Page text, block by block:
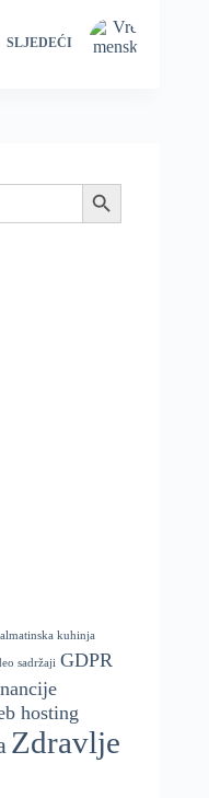
SLJEDEĆI
Search Button
kuhinja
sadržaji GDPR
hosting
Zdravlje